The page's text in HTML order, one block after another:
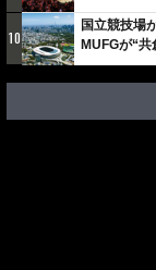
10
国立競技場
MUFGが“